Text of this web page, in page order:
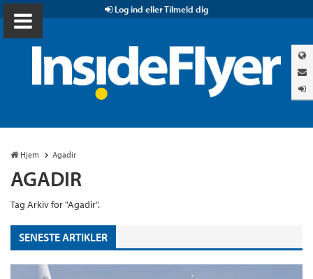
Log ind eller Tilmeld dig
Hjem Agadir
AGADIR
Tag Arkiv for "Agadir".
SENESTE ARTIKLER